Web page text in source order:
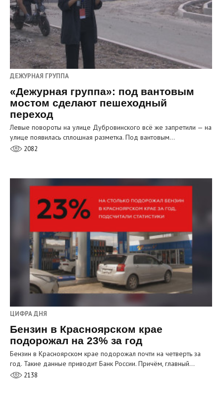
ДЕЖУРНАЯ ГРУППА
«Дежурная группа»: под вантовым
мостом сделают пешеходный
переход
Левые повороты на улице Дубровинского всё же запретили — на
улице появилась сплошная разметка. Под вантовым…
2082
ЦИФРА ДНЯ
Бензин в Красноярском крае
подорожал на 23% за год
Бензин в Красноярском крае подорожал почти на четверть за
год. Такие данные приводит Банк России. Причём, главный…
2138